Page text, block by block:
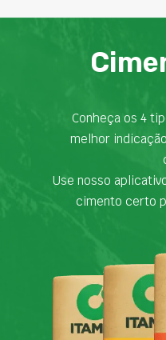
Conheça os 4
melhor
Use nosso
cimento certo